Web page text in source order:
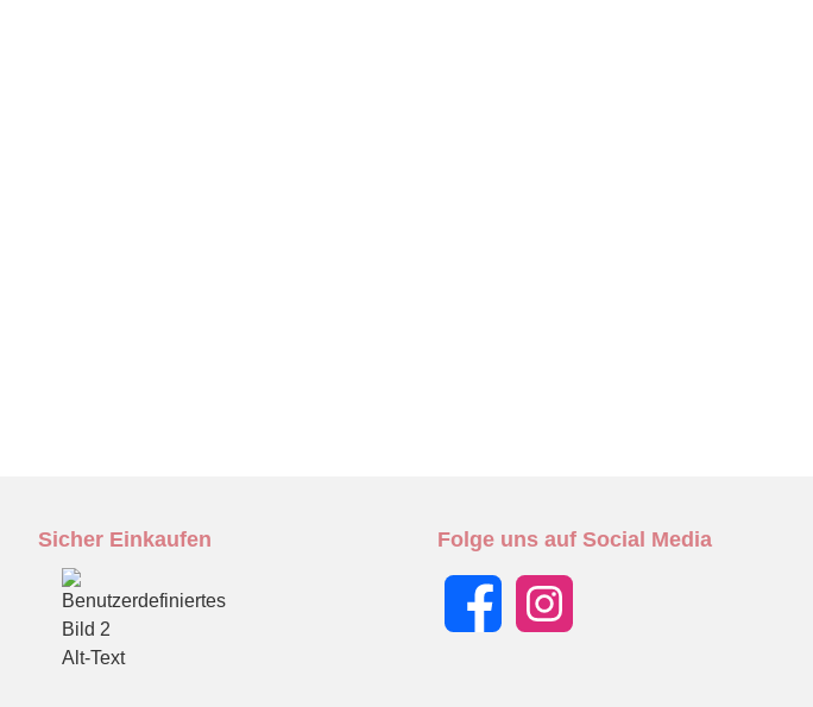
Sicher Einkaufen Folge uns auf Social Media
Facebook Instagram